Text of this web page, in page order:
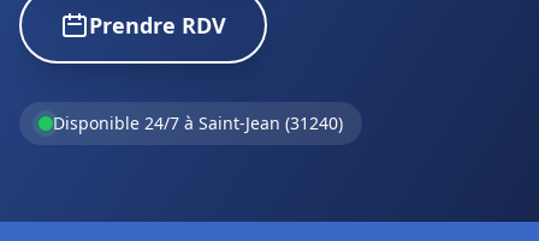
Prendre RDV
Disponible 24/7 à Saint-Jean (31240)